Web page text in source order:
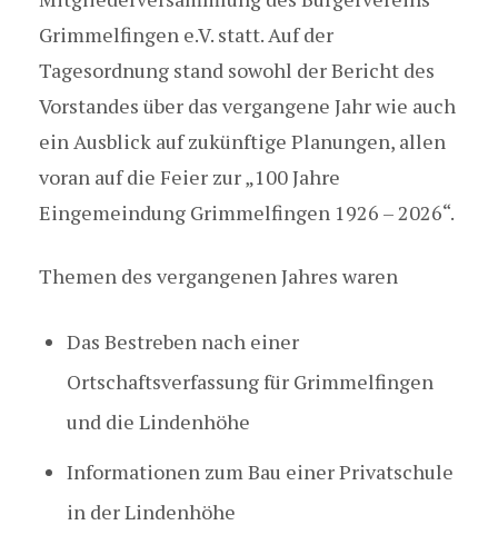
Grimmelfingen e.V. statt. Auf der
Tagesordnung stand sowohl der Bericht des
Vorstandes über das vergangene Jahr wie auch
ein Ausblick auf zukünftige Planungen, allen
voran auf die Feier zur „100 Jahre
Eingemeindung Grimmelfingen 1926 – 2026“.
Themen des vergangenen Jahres waren
Das Bestreben nach einer
Ortschaftsverfassung für Grimmelfingen
und die Lindenhöhe
Informationen zum Bau einer Privatschule
in der Lindenhöhe